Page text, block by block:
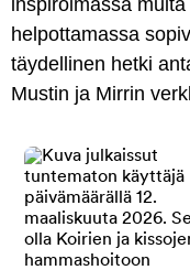
inspiroimassa
helpottamassa
täydellinen hetki
Mustin ja Mirrin